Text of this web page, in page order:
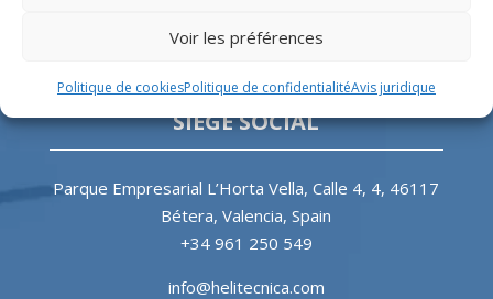
Voir les préférences
Politique de cookiesPolitique de confidentialitéAvis juridique
correspondants pour l’industrie offshore et le
SIÈGE SOCIAL
Parque Empresarial L’Horta Vella, Calle 4, 4, 46117
Bétera, Valencia, Spain
+34 961 250 549
info@helitecnica.com